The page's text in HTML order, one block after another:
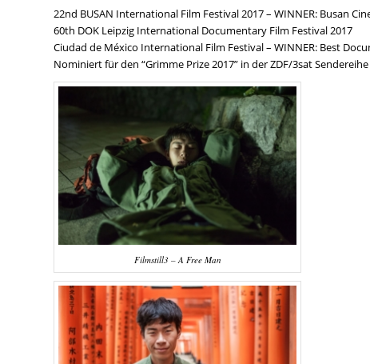
22nd BUSAN International Film Festival 2017 – WINNER: Busan
60th DOK Leipzig International Documentary Film Festival 2017
Ciudad de México International Film Festival – WINNER: Best
Nominiert für den “Grimme Prize 2017” in der ZDF/3sat Sendereihe
Filmstill3 – A Free Man